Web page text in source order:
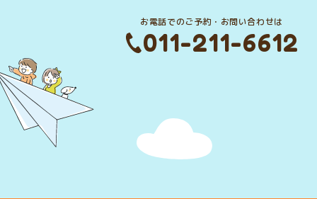
お電話でのご予約・お問い合わせは
011-211-6612